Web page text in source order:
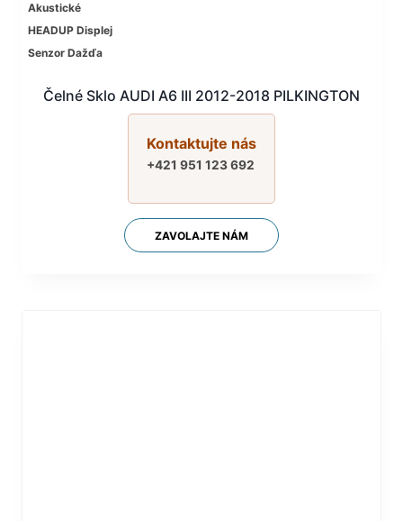
Akustické
HEADUP Displej
Senzor Dažďa
Čelné Sklo AUDI A6 III 2012-2018 PILKINGTON
Kontaktujte nás
+421 951 123 692
ZAVOLAJTE NÁM